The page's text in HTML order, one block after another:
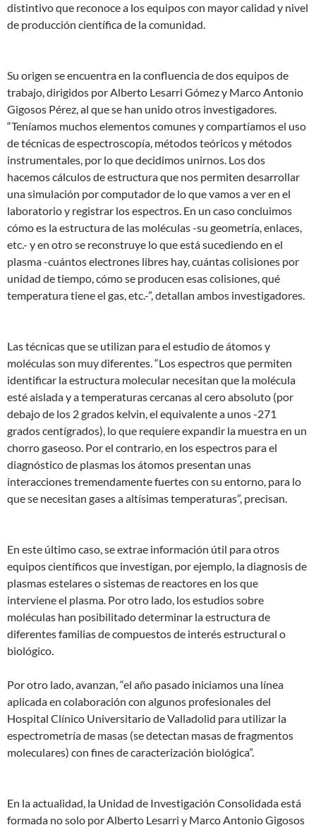
distintivo que reconoce a los equipos con mayor calidad y nivel
de producción científica de la comunidad.
Su origen se encuentra en la confluencia de dos equipos de
trabajo, dirigidos por Alberto Lesarri Gómez y Marco Antonio
Gigosos Pérez, al que se han unido otros investigadores.
“Teníamos muchos elementos comunes y compartíamos el uso
de técnicas de espectroscopía, métodos teóricos y métodos
instrumentales, por lo que decidimos unirnos. Los dos
hacemos cálculos de estructura que nos permiten desarrollar
una simulación por computador de lo que vamos a ver en el
laboratorio y registrar los espectros. En un caso concluimos
cómo es la estructura de las moléculas -su geometría, enlaces,
etc.- y en otro se reconstruye lo que está sucediendo en el
plasma -cuántos electrones libres hay, cuántas colisiones por
unidad de tiempo, cómo se producen esas colisiones, qué
temperatura tiene el gas, etc.-”, detallan ambos investigadores.
Las técnicas que se utilizan para el estudio de átomos y
moléculas son muy diferentes. “Los espectros que permiten
identificar la estructura molecular necesitan que la molécula
esté aislada y a temperaturas cercanas al cero absoluto (por
debajo de los 2 grados kelvin, el equivalente a unos -271
grados centígrados), lo que requiere expandir la muestra en un
chorro gaseoso. Por el contrario, en los espectros para el
diagnóstico de plasmas los átomos presentan unas
interacciones tremendamente fuertes con su entorno, para lo
que se necesitan gases a altísimas temperaturas”, precisan.
En este último caso, se extrae información útil para otros
equipos científicos que investigan, por ejemplo, la diagnosis de
plasmas estelares o sistemas de reactores en los que
interviene el plasma. Por otro lado, los estudios sobre
moléculas han posibilitado determinar la estructura de
diferentes familias de compuestos de interés estructural o
biológico.
Por otro lado, avanzan, “el año pasado iniciamos una línea
aplicada en colaboración con algunos profesionales del
Hospital Clínico Universitario de Valladolid para utilizar la
espectrometría de masas (se detectan masas de fragmentos
moleculares) con fines de caracterización biológica”.
En la actualidad, la Unidad de Investigación Consolidada está
formada no solo por Alberto Lesarri y Marco Antonio Gigosos